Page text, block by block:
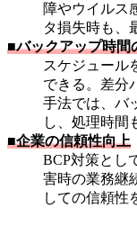
障やウイルス
タ損失時も、
■バックアップ時間
スケジュール
できる。差分
手法では、バ
し、処理時間
■企業の信頼性向上
BCP対策とし
害時の業務継
しての信頼性